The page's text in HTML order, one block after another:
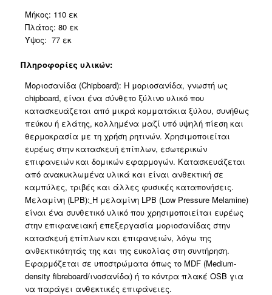
Μήκος: 110 εκ
Πλάτος: 80 εκ
Ύψος: 77 εκ
Πληροφορίες υλικών:
Μοριοσανίδα (Chipboard): Η μοριοσανίδα, γνωστή ως
chipboard, είναι ένα σύνθετο ξύλινο υλικό που
κατασκευάζεται από μικρά κομματάκια ξύλου, συνήθως
πεύκου ή ελάτης, κολλημένα μαζί υπό υψηλή πίεση και
θερμοκρασία με τη χρήση ρητινών. Χρησιμοποιείται
ευρέως στην κατασκευή επίπλων, εσωτερικών
επιφανειών και δομικών εφαρμογών. Κατασκευάζεται
από ανακυκλωμένα υλικά και είναι ανθεκτική σε
καμπύλες, τριβές και άλλες φυσικές καταπονήσεις.
Μελαμίνη (LPB): Η μελαμίνη LPB (Low Pressure Melamine)
είναι ένα συνθετικό υλικό που χρησιμοποιείται ευρέως
στην επιφανειακή επεξεργασία μοριοσανίδας στην
κατασκευή επίπλων και επιφανειών, λόγω της
ανθεκτικότητάς της και της ευκολίας στη συντήρηση.
Εφαρμόζεται σε υποστρώματα όπως το MDF (Medium-
density fibreboard/ινοσανίδα) ή το κόντρα πλακέ OSB για
να παράγει ανθεκτικές επιφάνειες.